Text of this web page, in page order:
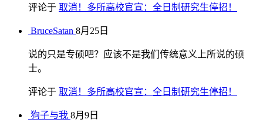
评论于 取消！多所高校官宣：全日制研究生停招！
BruceSatan 8月25日
说的只是专硕吧？应该不是我们传统意义上所说的硕
士。
评论于 取消！多所高校官宣：全日制研究生停招！
狗子与我 8月9日